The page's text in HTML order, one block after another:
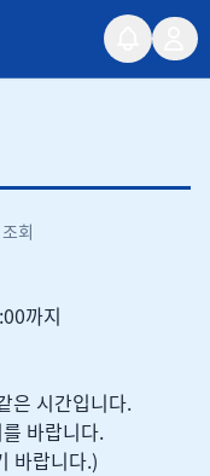
회
까지
은 시간입니다.
바랍니다.
바랍니다.)